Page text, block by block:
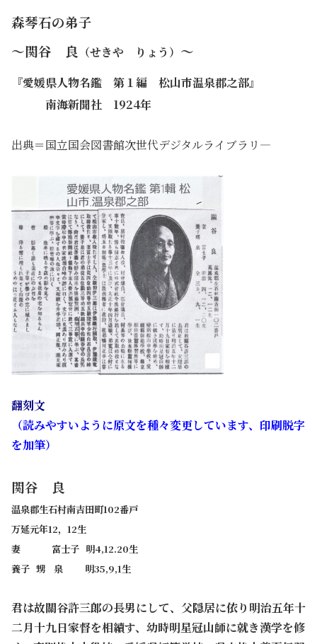
森琴石の弟子
～関谷 良 （せきや りょう） ～
『愛媛県人物名鑑 第１編 松山市温泉郡之部』
南海新聞社 1924年
出典＝国立国会図書館次世代デジタルライブラリ―
翻刻文
（読みやすいように原文を種々変更しています、印刷脱字
を加筆）
関谷 良
温泉郡生石村南吉田町102番戸
万延元年12，12生
妻 富士子 明4,12.20生
養子 甥 泉 明35,9,1生
君は故關谷許三郞の長男にして、父隠居に依り明治五年十
二月十九日家督を相續す、幼時明星冠山師に就き漢学を修